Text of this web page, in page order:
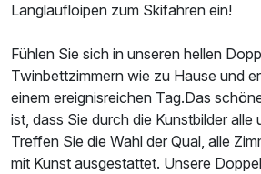
Langlaufloipen zum Skifahren ein!
Fühlen Sie sich in unseren hellen
Twinbettzimmern wie zu Hause und
einem ereignisreichen Tag.Das
ist, dass Sie durch die Kunstbilder alle
Treffen Sie die Wahl der Qual, alle
mit Kunst ausgestattet. Unsere